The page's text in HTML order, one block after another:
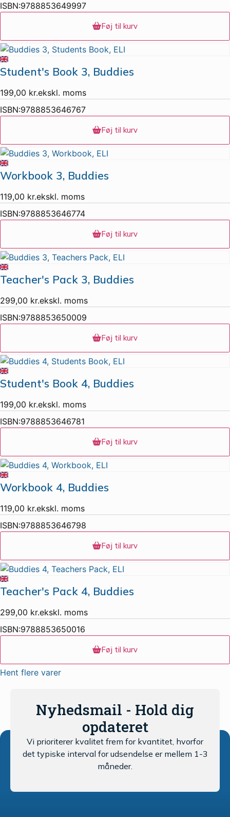
ISBN:9788853649997
Føj til kurv
Student's Book 3, Buddies
199,00 kr.ekskl. moms
ISBN:9788853646767
Føj til kurv
Workbook 3, Buddies
119,00 kr.ekskl. moms
ISBN:9788853646774
Føj til kurv
Teacher's Pack 3, Buddies
299,00 kr.ekskl. moms
ISBN:9788853650009
Føj til kurv
Student's Book 4, Buddies
199,00 kr.ekskl. moms
ISBN:9788853646781
Føj til kurv
Workbook 4, Buddies
119,00 kr.ekskl. moms
ISBN:9788853646798
Føj til kurv
Teacher's Pack 4, Buddies
299,00 kr.ekskl. moms
ISBN:9788853650016
Føj til kurv
Hent flere varer
Nyhedsmail - Hold dig
opdateret
Vi prioriterer kvalitet frem for kvantitet, hvorfor
det typiske interval for udsendelse er mellem 1-3
måneder.